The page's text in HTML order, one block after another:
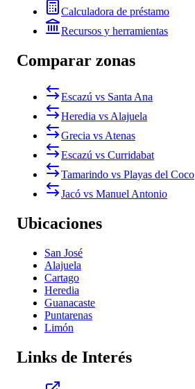
Calculadora de préstamo
Recursos y herramientas
Comparar zonas
Escazú vs Santa Ana
Heredia vs Alajuela
Grecia vs Atenas
Escazú vs Curridabat
Tamarindo vs Playas del Coco
Jacó vs Manuel Antonio
Ubicaciones
San José
Alajuela
Cartago
Heredia
Guanacaste
Puntarenas
Limón
Links de Interés